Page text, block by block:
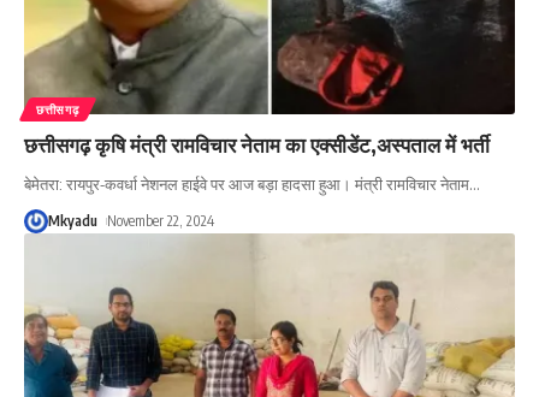
छत्तीसगढ़
छत्तीसगढ़ कृषि मंत्री रामविचार नेताम का एक्सीडेंट,अस्पताल में भर्ती
बेमेतरा: रायपुर-कवर्धा नेशनल हाईवे पर आज बड़ा हादसा हुआ। मंत्री रामविचार नेताम…
Mkyadu November 22, 2024